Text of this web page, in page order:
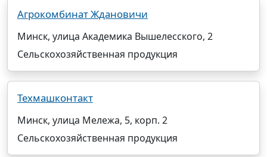
Агрокомбинат Ждановичи
Минск, улица Академика Вышелесского, 2
Сельскохозяйственная продукция
Техмашконтакт
Минск, улица Мележа, 5, корп. 2
Сельскохозяйственная продукция